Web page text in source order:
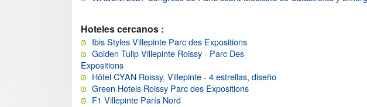
Hoteles cercanos :
Ibis Styles Villepinte Parc des Expositions
Golden Tulip Villepinte Roissy - Parc Des
Expositions
Hôtel CYAN Roissy, Villepinte - 4 estrellas, diseño
Green Hotels Roissy Parc des Expositions
F1 Villepinte París Nord